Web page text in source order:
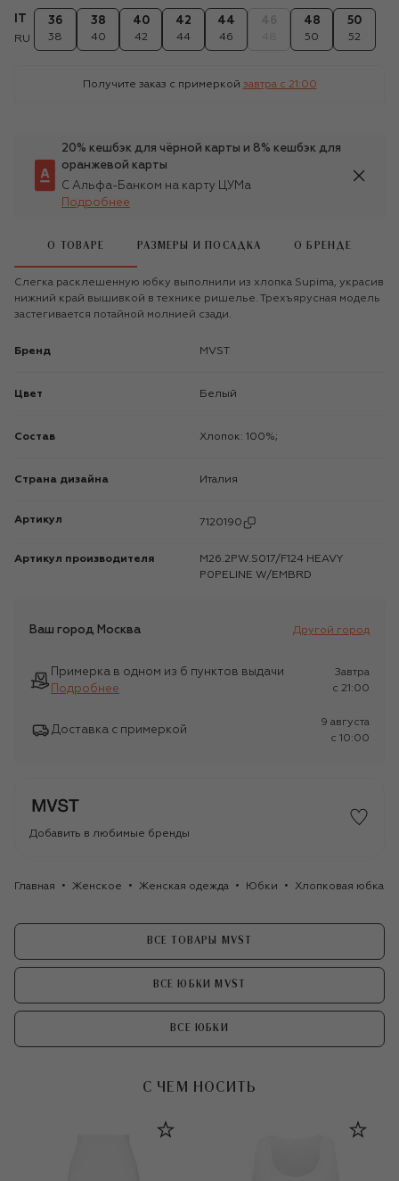
RU
36
38
38
40
40
42
42
44
44
46
48
50
50
52
Получите заказ с примеркой завтра c 21:00
20% кешбэк для чёрной карты и 8% кешбэк для
оранжевой карты
С Альфа-Банком на карту ЦУМа
Подробнее
О ТОВАРЕ РАЗМЕРЫ И ПОСАДКА О БРЕНДЕ
Слегка расклешенную юбку выполнили из хлопка Supima, украсив
нижний край вышивкой в технике ришелье. Трехъярусная модель
застегивается потайной молнией сзади.
Бренд MVST
Цвет Белый
Состав Хлопок: 100%;
Страна дизайна Италия
Артикул 7120190
Артикул производителя
M26.2PW.S017/F124 HEAVY
P0PELINE W/EMBRD
Ваш город Москва Другой город
Примерка в одном из 6 пунктов выдачи
Подробнее
Завтра
c 21:00
Доставка с примеркой
9 августа
c 10:00
Добавить в любимые бренды
Главная Женское Женская одежда Юбки Хлопковая юбка
ВСЕ ТОВАРЫ MVST
ВСЕ ЮБКИ MVST
ВСЕ ЮБКИ
С ЧЕМ НОСИТЬ